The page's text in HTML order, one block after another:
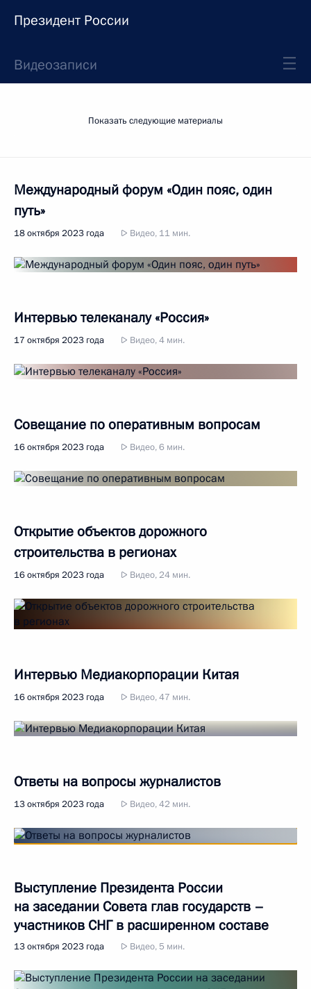
Президент России
Видеозаписи
Показать следующие материалы
Международный форум «Один пояс, один
путь»
18 октября 2023 года Видео, 11 мин.
Интервью телеканалу «Россия»
17 октября 2023 года Видео, 4 мин.
Совещание по оперативным вопросам
16 октября 2023 года Видео, 6 мин.
Открытие объектов дорожного
строительства в регионах
16 октября 2023 года Видео, 24 мин.
Интервью Медиакорпорации Китая
16 октября 2023 года Видео, 47 мин.
Ответы на вопросы журналистов
13 октября 2023 года Видео, 42 мин.
Выступление Президента России
на заседании Совета глав государств –
участников СНГ в расширенном составе
13 октября 2023 года Видео, 5 мин.